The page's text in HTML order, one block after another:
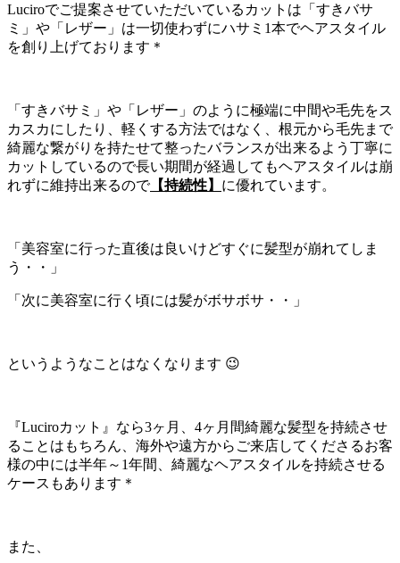
Luciroでご提案させていただいているカットは「すきバサ
ミ」や「レザー」は一切使わずにハサミ1本でヘアスタイル
を創り上げております＊
「すきバサミ」や「レザー」のように極端に中間や毛先をス
カスカにしたり、軽くする方法ではなく、根元から毛先まで
綺麗な繋がりを持たせて整ったバランスが出来るよう丁寧に
カットしているので長い期間が経過してもヘアスタイルは崩
れずに維持出来るので【持続性】 に優れています。
「美容室に行った直後は良いけどすぐに髪型が崩れてしま
う・・」
「次に美容室に行く頃には髪がボサボサ・・」
というようなことはなくなります 😉
『Luciroカット』なら3ヶ月、4ヶ月間綺麗な髪型を持続させ
ることはもちろん、海外や遠方からご来店してくださるお客
様の中には半年～1年間、綺麗なヘアスタイルを持続させる
ケースもあります＊
また、